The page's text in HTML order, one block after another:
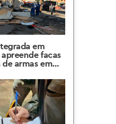
em
facas
armas em